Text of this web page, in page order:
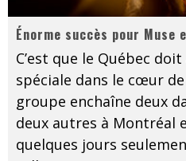
Énorme succès pour Muse
C’est que le Québec
spéciale dans le cœur
groupe enchaîne deux
deux autres à Montréal
quelques jours